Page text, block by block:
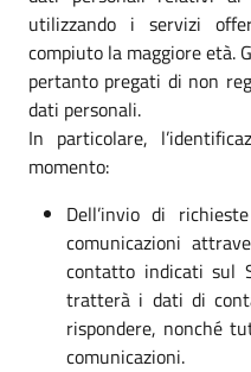
utilizzando i servizi
compiuto la maggiore età.
pertanto pregati di non
dati personali.
In particolare,
momento:
Dell’invio di
comunicazioni
contatto indicati sul
tratterà i dati di
rispondere, nonché
comunicazioni.